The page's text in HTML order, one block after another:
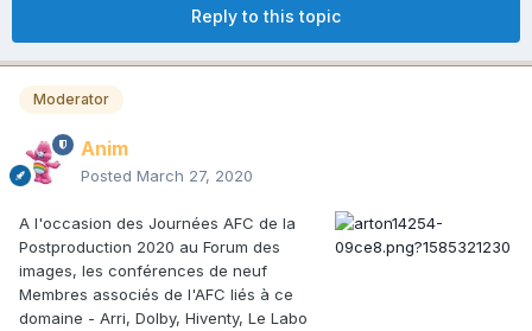
Reply to this topic
Moderator
Anim
Posted March 27, 2020
A l'occasion des Journées AFC de la
Postproduction 2020 au Forum des
images, les conférences de neuf
Membres associés de l'AFC liés à ce
domaine - Arri, Dolby, Hiventy, Le Labo